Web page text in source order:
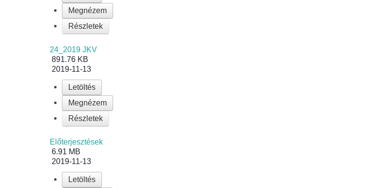
Megnézem
Részletek
24_2019 JKV
891.76 KB
2019-11-13
Letöltés
Megnézem
Részletek
Előterjesztések
6.91 MB
2019-11-13
Letöltés